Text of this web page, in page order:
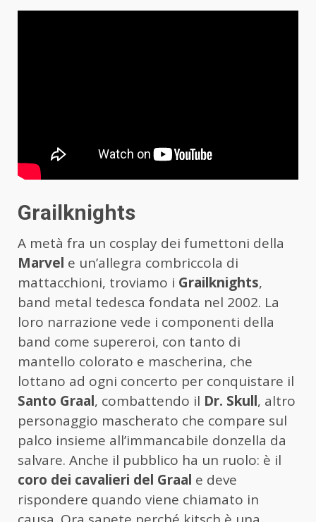
Grailknights
A metà fra un cosplay dei fumettoni della
Marvel e un’allegra combriccola di
mattacchioni, troviamo i Grailknights,
band metal tedesca fondata nel 2002. La
loro narrazione vede i componenti della
band come supereroi, con tanto di
mantello colorato e mascherina, che
lottano ad ogni concerto per conquistare il
Santo Graal, combattendo il Dr. Skull, altro
personaggio mascherato che compare sul
palco insieme all’immancabile donzella da
salvare. Anche il pubblico ha un ruolo: è il
coro dei cavalieri del Graal e deve
rispondere quando viene chiamato in